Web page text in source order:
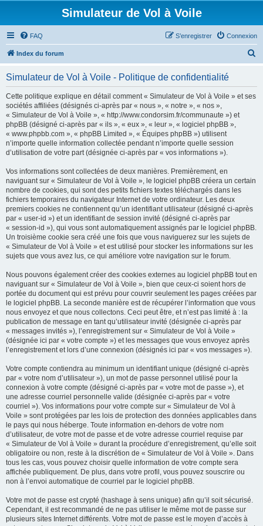
Simulateur de Vol à Voile
FAQ Connexion
S’enregistrer
Index du forum
Simulateur de Vol à Voile - Politique de confidentialité
Cette politique explique en détail comment « Simulateur de Vol à Voile » et ses
sociétés affiliées (désignés ci-après par « nous », « notre », « nos »,
« Simulateur de Vol à Voile », « http://www.condorsim.fr/communaute ») et
phpBB (désigné ci-après par « ils », « eux », « leur », « logiciel phpBB »,
« www.phpbb.com », « phpBB Limited », « Équipes phpBB ») utilisent
n’importe quelle information collectée pendant n’importe quelle session
d’utilisation de votre part (désignée ci-après par « vos informations »).
Vos informations sont collectées de deux manières. Premièrement, en
naviguant sur « Simulateur de Vol à Voile », le logiciel phpBB créera un certain
nombre de cookies, qui sont des petits fichiers textes téléchargés dans les
fichiers temporaires du navigateur Internet de votre ordinateur. Les deux
premiers cookies ne contiennent qu’un identifiant utilisateur (désigné ci-après
par « user-id ») et un identifiant de session invité (désigné ci-après par
« session-id »), qui vous sont automatiquement assignés par le logiciel phpBB.
Un troisième cookie sera créé une fois que vous naviguerez sur les sujets de
« Simulateur de Vol à Voile » et est utilisé pour stocker les informations sur les
sujets que vous avez lus, ce qui améliore votre navigation sur le forum.
Nous pouvons également créer des cookies externes au logiciel phpBB tout en
naviguant sur « Simulateur de Vol à Voile », bien que ceux-ci soient hors de
portée du document qui est prévu pour couvrir seulement les pages créées par
le logiciel phpBB. La seconde manière est de récupérer l’information que vous
nous envoyez et que nous collectons. Ceci peut être, et n’est pas limité à : la
publication de message en tant qu’utilisateur invité (désignée ci-après par
« messages invités »), l’enregistrement sur « Simulateur de Vol à Voile »
(désignée ici par « votre compte ») et les messages que vous envoyez après
l’enregistrement et lors d’une connexion (désignés ici par « vos messages »).
Votre compte contiendra au minimum un identifiant unique (désigné ci-après
par « votre nom d’utilisateur »), un mot de passe personnel utilisé pour la
connexion à votre compte (désigné ci-après par « votre mot de passe »), et
une adresse courriel personnelle valide (désignée ci-après par « votre
courriel »). Vos informations pour votre compte sur « Simulateur de Vol à
Voile » sont protégées par les lois de protection des données applicables dans
le pays qui nous héberge. Toute information en-dehors de votre nom
d’utilisateur, de votre mot de passe et de votre adresse courriel requise par
« Simulateur de Vol à Voile » durant la procédure d’enregistrement, qu’elle soit
obligatoire ou non, reste à la discrétion de « Simulateur de Vol à Voile ». Dans
tous les cas, vous pouvez choisir quelle information de votre compte sera
affichée publiquement. De plus, dans votre profil, vous pouvez souscrire ou
non à l’envoi automatique de courriel par le logiciel phpBB.
Votre mot de passe est crypté (hashage à sens unique) afin qu’il soit sécurisé.
Cependant, il est recommandé de ne pas utiliser le même mot de passe sur
plusieurs sites Internet différents. Votre mot de passe est le moyen d’accès à